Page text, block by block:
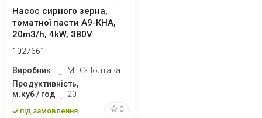
Насос сирного зерна,
томатної пасти А9-КНА,
20m3/h, 4kW, 380V
1027661
Виробник
МТС-Полтава
Продуктивність,
м.куб / год
20
під замовлення 0